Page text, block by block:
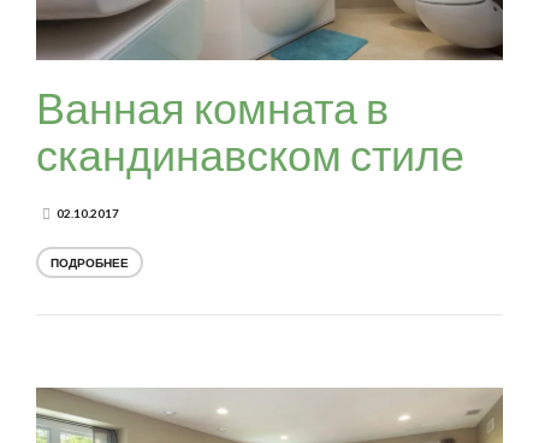
Ванная комната в
скандинавском стиле
02.10.2017
ПОДРОБНЕЕ